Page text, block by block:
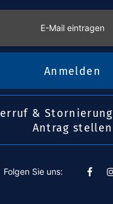
E-Mail eintragen
Anmelden
& Stornierung
Antrag stellen
Folgen Sie uns: